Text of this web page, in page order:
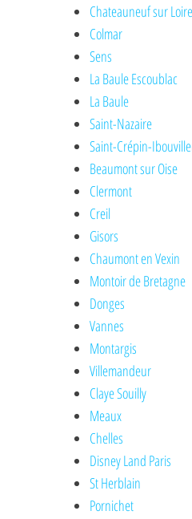
Chateauneuf sur Loire
Colmar
Sens
La Baule Escoublac
La Baule
Saint-Nazaire
Saint-Crépin-
Beaumont sur Oise
Clermont
Creil
Gisors
Chaumont en Vexin
Montoir de Bretagne
Donges
Vannes
Montargis
Villemandeur
Claye Souilly
Meaux
Chelles
Disney Land Paris
St Herblain
Pornichet